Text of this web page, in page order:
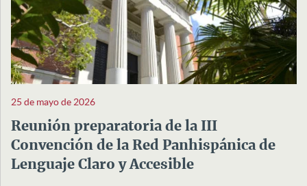
25 de mayo de 2026
Reunión preparatoria de la III
Convención de la Red Panhispánica de
Lenguaje Claro y Accesible